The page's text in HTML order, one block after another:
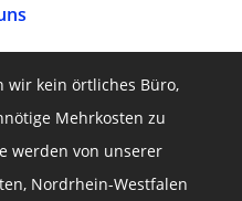
kein örtliches Büro,
Mehrkosten zu
werden von unserer
Nordrhein-Westfalen